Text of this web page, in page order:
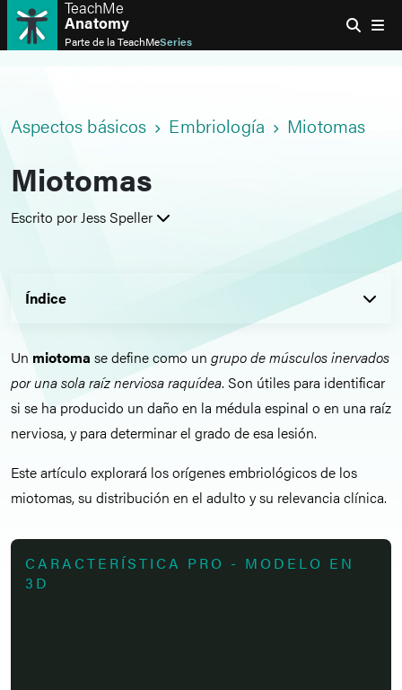
TeachMe
Anatomy
Parte de laTeachMeSeries
Aspectos básicos Embriología Miotomas
Miotomas
Escrito por Jess Speller
Índice
Un miotoma se define como un grupo de músculos inervados
por una sola raíz nerviosa raquídea. Son útiles para identificar
si se ha producido un daño en la médula espinal o en una raíz
nerviosa, y para determinar el grado de esa lesión.
Este artículo explorará los orígenes embriológicos de los
miotomas, su distribución en el adulto y su relevancia clínica.
CARACTERÍSTICA PRO - MODELO EN
3D